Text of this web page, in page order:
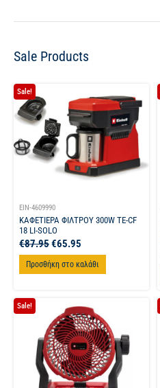
Sale Products
Sale!
EIN-4609990
ΚΑΦΕΤΙΕΡΑ ΦΙΛΤΡΟΥ 300W TE-CF
18 LI-SOLO
€87.95€65.95
Προσθήκη στο καλάθι
Sale!